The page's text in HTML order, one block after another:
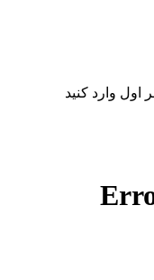
وارد کنید